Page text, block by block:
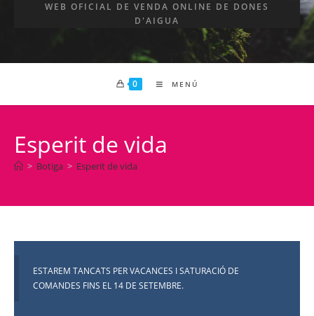
WEB OFICIAL DE VENDA ONLINE DE DONES
D'AIGUA
0 MENÚ
Esperit de vida
> Botiga > Esperit de vida
ESTAREM TANCATS PER VACANCES I SATURACIÓ DE
COMANDES FINS EL 14 DE SETEMBRE.